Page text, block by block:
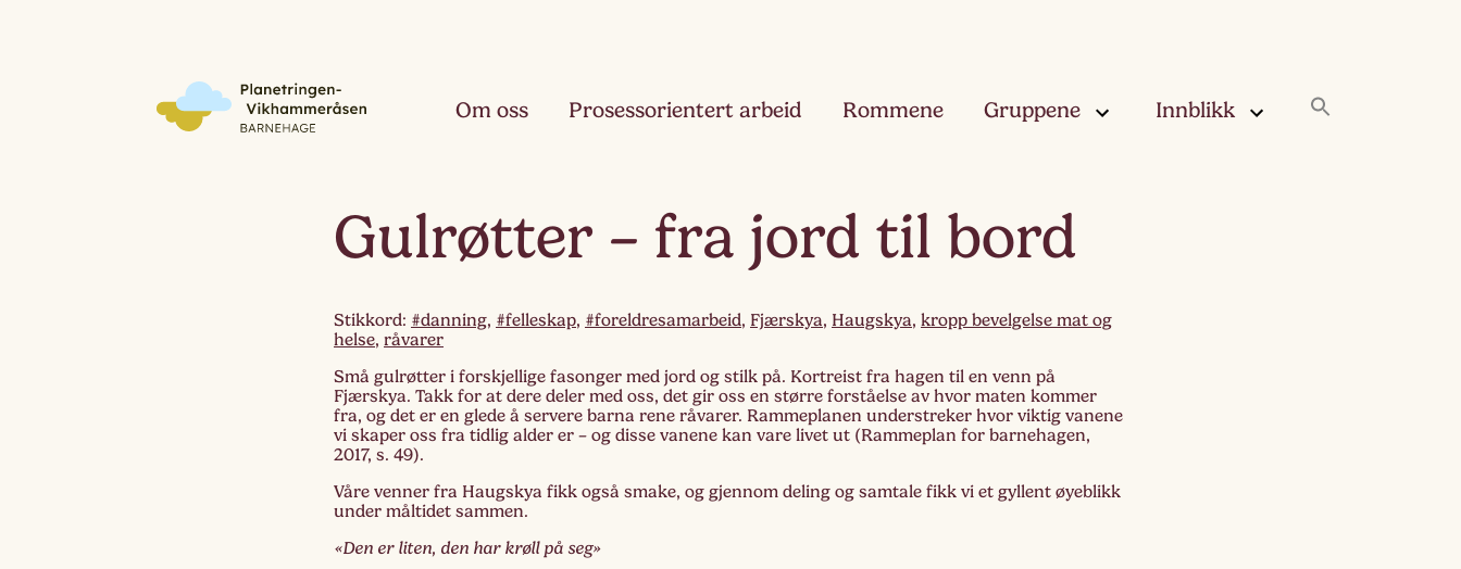
Om oss Prosessorientert arbeid Rommene Gruppene
Ettåringen
Rukleskya –
Treåringen
Slørskya –
Innblikk
Haugskyan
Slørskyan
Lagskyan
Gulrøtter – fra jord til bord
Stikkord: #danning, #felleskap, #foreldresamarbeid, Fjærskya, Haugskya, kropp bevelgelse mat og
helse, råvarer
Små gulrøtter i forskjellige fasonger med jord og stilk på. Kortreist fra hagen til en venn på
Fjærskya. Takk for at dere deler med oss, det gir oss en større forståelse av hvor maten kommer
fra, og det er en glede å servere barna rene råvarer. Rammeplanen understreker hvor viktig vanene
vi skaper oss fra tidlig alder er – og disse vanene kan vare livet ut (Rammeplan for barnehagen,
2017, s. 49).
Våre venner fra Haugskya fikk også smake, og gjennom deling og samtale fikk vi et gyllent øyeblikk
under måltidet sammen.
«Den er liten, den har krøll på seg»